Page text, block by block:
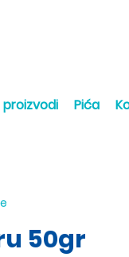
proizvodi Pića
50gr